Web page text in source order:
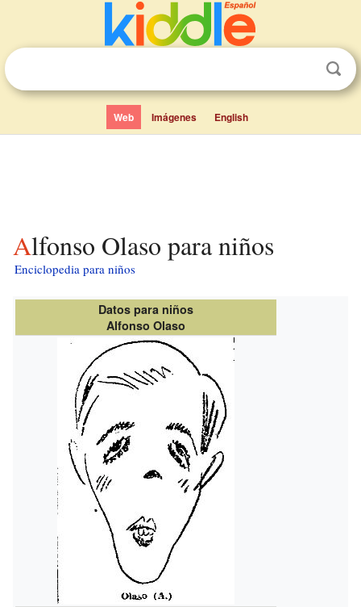
Web Imágenes English
Alfonso Olaso para niños
Enciclopedia para niños
Datos para niños
Alfonso Olaso